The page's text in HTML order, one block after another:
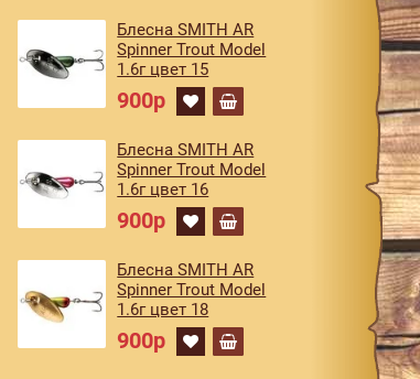
Блесна SMITH AR
Spinner Trout Model
1.6г цвет 15
900р
Блесна SMITH AR
Spinner Trout Model
1.6г цвет 16
900р
Блесна SMITH AR
Spinner Trout Model
1.6г цвет 18
900р